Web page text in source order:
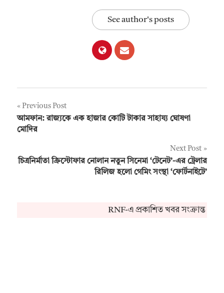
See author's posts
Post
navigation
Previous Post
আমফান: রাজ্যকে এক হাজার কোটি টাকার সাহায্য ঘোষণা
মোদির
Next Post
চিত্রনির্মাতা ক্রিস্টোফার নোলান নতুন সিনেমা ‘টেনেট’-এর ট্রেলার
রিলিজ হলো গেমিং সংস্থা ‘ফোর্টনাইটে’
RNF-এ প্রকাশিত খবর সংক্রান্ত